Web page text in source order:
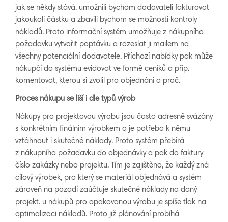
jak se někdy stává, umožnili bychom dodavateli fakturovat
jakoukoli částku a zbavili bychom se možnosti kontroly
nákladů. Proto informační systém umožňuje z nákupního
požadavku vytvořit poptávku a rozeslat ji mailem na
všechny potenciální dodavatele. Příchozí nabídky pak může
nákupčí do systému evidovat ve formě ceníků a příp.
komentovat, kterou si zvolil pro objednání a proč.
Proces nákupu se liší i dle typů výrob
Nákupy pro projektovou výrobu jsou často adresně svázány
s konkrétním finálním výrobkem a je potřeba k němu
vztáhnout i skutečné náklady. Proto systém přebírá
z nákupního požadavku do objednávky a pak do faktury
číslo zakázky nebo projektu. Tím je zajištěno, že každý zná
cílový výrobek, pro který se materiál objednává a systém
zároveň na pozadí zaúčtuje skutečné náklady na daný
projekt. u nákupů pro opakovanou výrobu je spíše tlak na
optimalizaci nákladů. Proto již plánování probíhá